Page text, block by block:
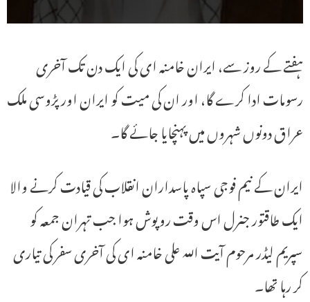
ہفتے کے روز سے، ایران خامنہ ای کی ایک دن تک آخری
رسومات ادا کرے گا، اور ان کی میت کو ایران اور پڑوسی ملک
عراق دونوں شہروں میں پہنچایا جائے گا۔
ایران کے نیم فوجی سپاہ پاسداران انقلاب کی قیادت کرنے والا
ایک طاقتور جنرل اس وقت روپوش ہوا جب تہران جمعہ کو
سپریم لیڈر مرحوم آیت اللہ علی خامنہ ای کی آخری سفر کی تیاری
کر رہا تھا۔